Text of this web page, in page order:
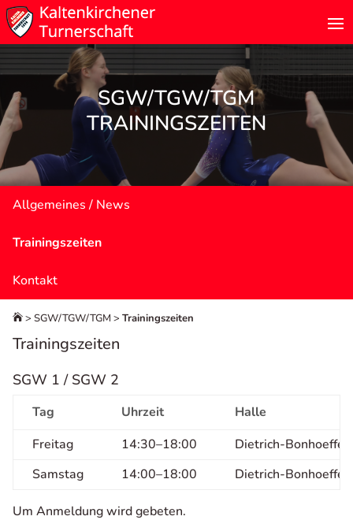
SGW/TGW/TGM
TRAININGSZEITEN
Allgemeines / News
Trainingszeiten
Kontakt
 > SGW/TGW/TGM > Trainingszeiten
Trainingszeiten
SGW 1 / SGW 2
Tag Uhrzeit
Halle
Freitag
14:30–18:00
Dietrich-
Samstag
14:00–18:00 Dietrich-
Um Anmeldung wird gebeten.